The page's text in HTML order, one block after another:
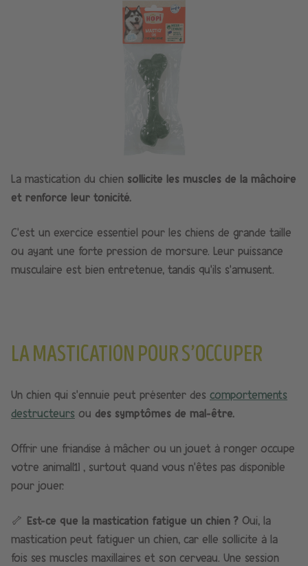
La mastication du chien sollicite les muscles de la mâchoire
et renforce leur tonicité.
C’est un exercice essentiel pour les chiens de grande taille
ou ayant une forte pression de morsure. Leur puissance
musculaire est bien entretenue, tandis qu’ils s’amusent.
LA MASTICATION POUR S’OCCUPER
Un chien qui s’ennuie peut présenter des comportements
destructeurs ou des symptômes de mal-être.
Offrir une friandise à mâcher ou un jouet à ronger occupe
votre animal[1] , surtout quand vous n’êtes pas disponible
pour jouer.
🦴 Est-ce que la mastication fatigue un chien ? Oui, la
mastication peut fatiguer un chien, car elle sollicite à la
fois ses muscles maxillaires et son cerveau. Une session